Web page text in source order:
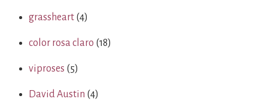
grassheart (4)
color rosa claro (18)
viproses (5)
David Austin (4)